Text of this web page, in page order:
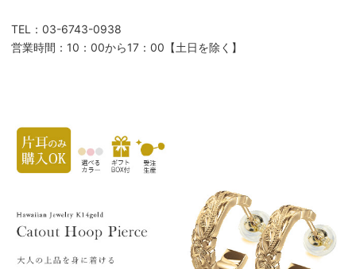
TEL：03-6743-0938
営業時間：10：00から17：00【土日を除く】